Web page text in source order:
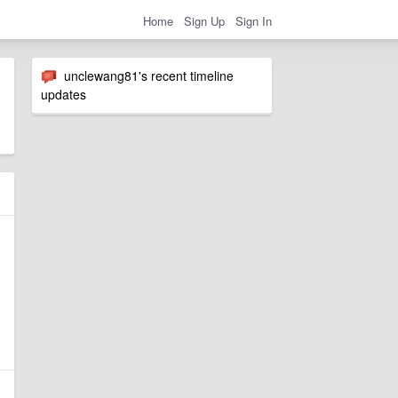
Home Sign Up Sign In
unclewang81's recent timeline
updates